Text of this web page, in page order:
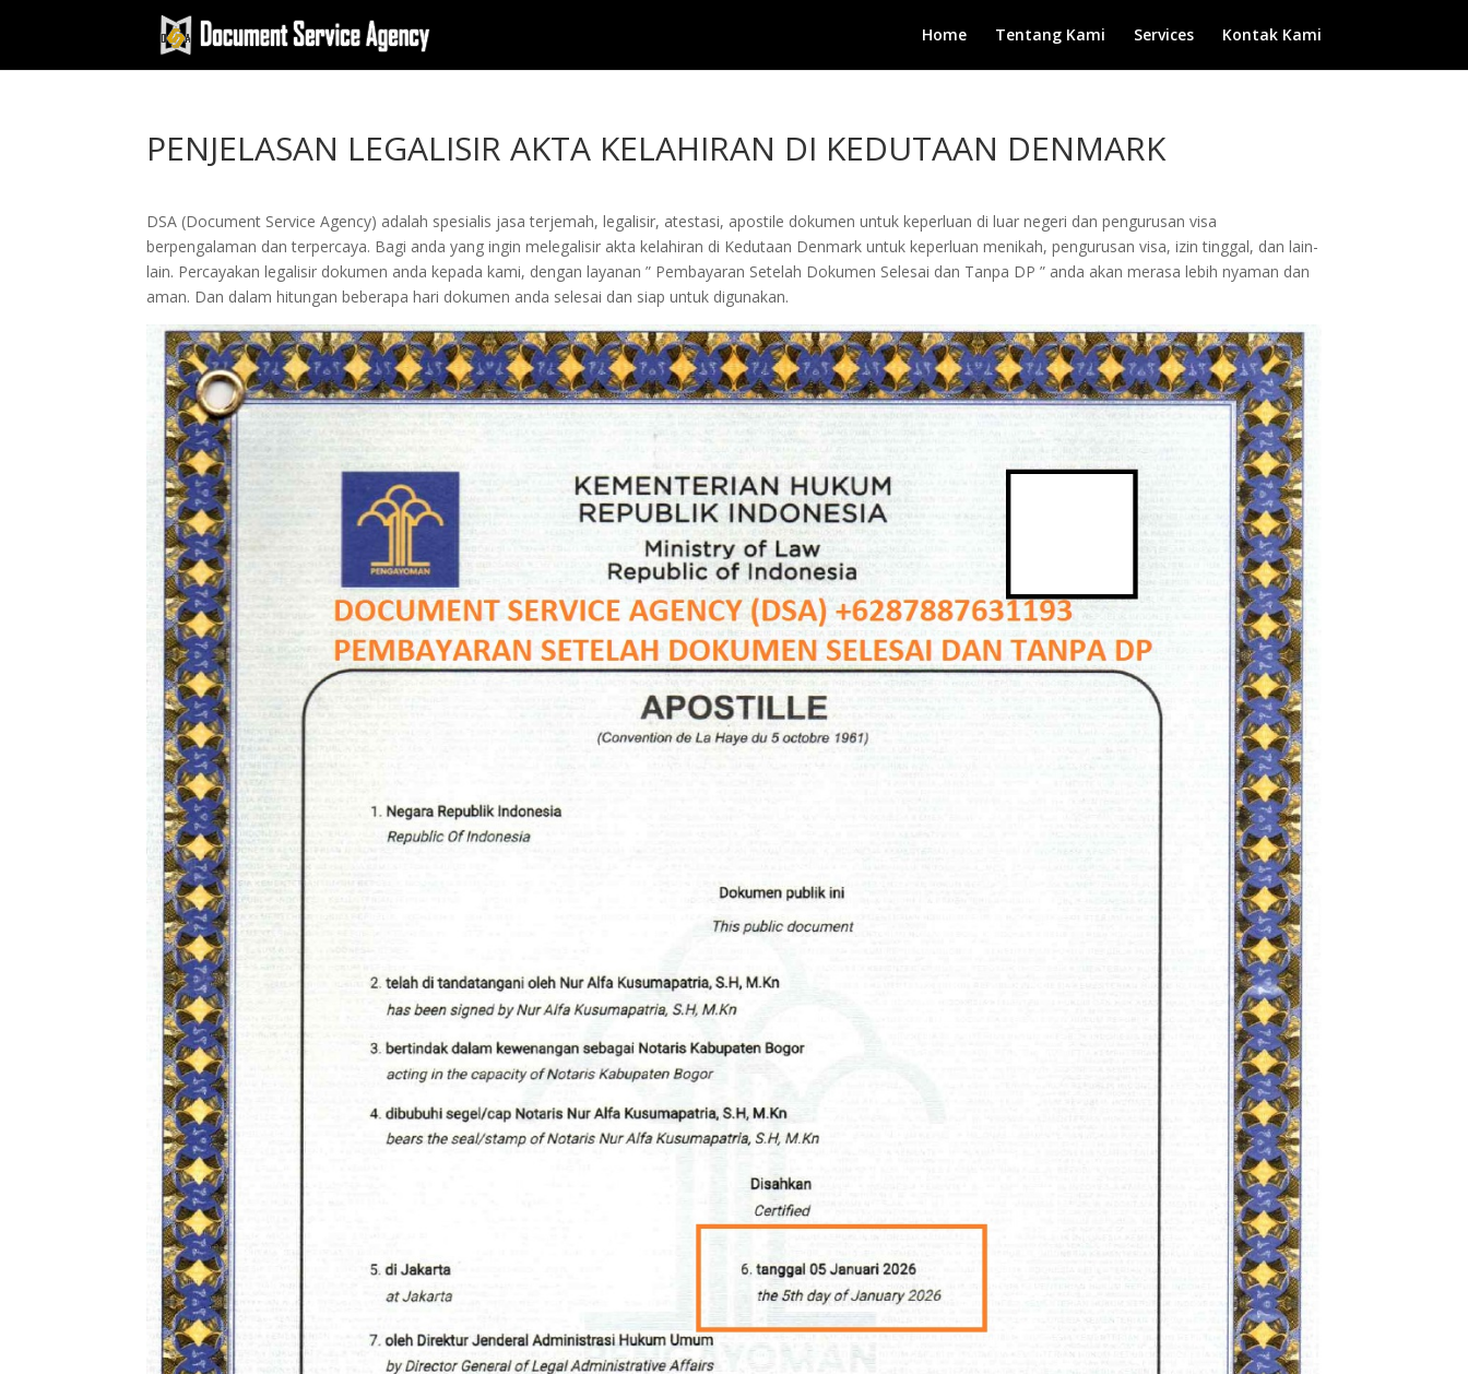
Home Tentang Kami Services Kontak Kami
PENJELASAN LEGALISIR AKTA KELAHIRAN DI KEDUTAAN DENMARK
DSA (Document Service Agency) adalah spesialis jasa terjemah, legalisir, atestasi, apostile dokumen untuk keperluan di luar negeri dan pengurusan visa
berpengalaman dan terpercaya. Bagi anda yang ingin melegalisir akta kelahiran di Kedutaan Denmark untuk keperluan menikah, pengurusan visa, izin tinggal, dan lain-
lain. Percayakan legalisir dokumen anda kepada kami, dengan layanan ” Pembayaran Setelah Dokumen Selesai dan Tanpa DP ” anda akan merasa lebih nyaman dan
aman. Dan dalam hitungan beberapa hari dokumen anda selesai dan siap untuk digunakan.